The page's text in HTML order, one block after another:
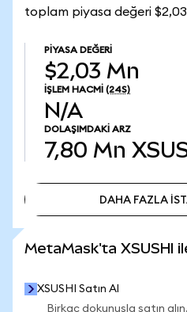
toplam piyasa değeri
PIYASA DEĞERI
$2,03 Mn
İŞLEM HACMI (24S)
N/A
DOLAŞIMDAKI ARZ
7,80 Mn
DAHA FAZLA
MetaMask'ta XSUSHI
XSUSHI Satın Al
Birkaç dokunuşla satın alın.